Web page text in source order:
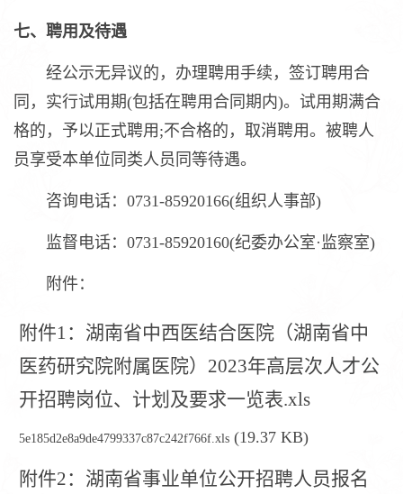
七、聘用及待遇
经公示无异议的，办理聘用手续，签订聘用合
同，实行试用期(包括在聘用合同期内)。试用期满合
格的，予以正式聘用;不合格的，取消聘用。被聘人
员享受本单位同类人员同等待遇。
咨询电话：0731-85920166(组织人事部)
监督电话：0731-85920160(纪委办公室·监察室)
附件：
附件1：湖南省中西医结合医院（湖南省中
医药研究院附属医院）2023年高层次人才公
开招聘岗位、计划及要求一览表.xls
5e185d2e8a9de4799337c87c242f766f.xls (19.37 KB)
附件2：湖南省事业单位公开招聘人员报名